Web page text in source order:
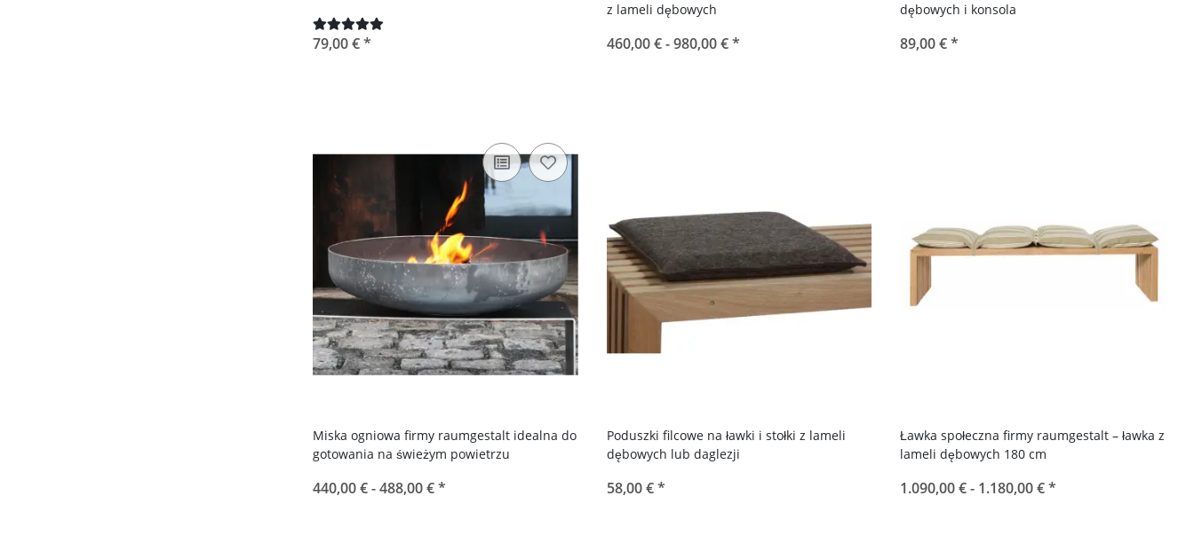
79,00 €*
z lameli dębowych
460,00 € -980,00 €*
dębowych i konsola
89,00 €*
Miska ogniowa firmy raumgestalt idealna do
gotowania na świeżym powietrzu
440,00 € -488,00 €*
Poduszki filcowe na ławki i stołki z lameli
dębowych lub daglezji
58,00 €*
Ławka społeczna firmy raumgestalt – ławka z
lameli dębowych 180 cm
1.090,00 € - 1.180,00 €*